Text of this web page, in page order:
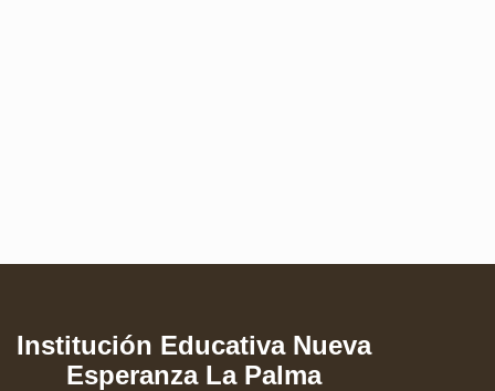
Institución Educativa Nueva
Esperanza La Palma